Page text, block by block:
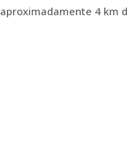
aproximadamente 4 km